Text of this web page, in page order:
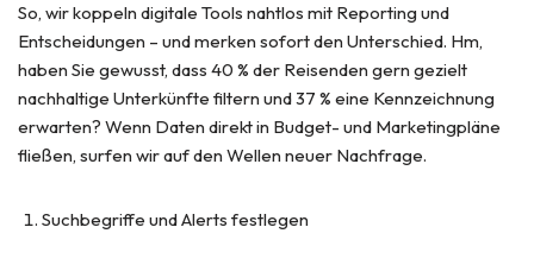
So, wir koppeln digitale Tools nahtlos mit Reporting und
Entscheidungen – und merken sofort den Unterschied. Hm,
haben Sie gewusst, dass 40 % der Reisenden gern gezielt
nachhaltige Unterkünfte filtern und 37 % eine Kennzeichnung
erwarten? Wenn Daten direkt in Budget- und Marketingpläne
fließen, surfen wir auf den Wellen neuer Nachfrage.
Suchbegriffe und Alerts festlegen